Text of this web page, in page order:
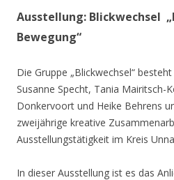
Ausstellung: Blickwechsel
Bewegung“
Die Gruppe „Blickwechsel“
Susanne Specht, Tania Mairitsch-
Donkervoort und Heike Behrens
zweijährige kreative
Ausstellungstätigkeit im Kreis
In dieser Ausstellung ist es das